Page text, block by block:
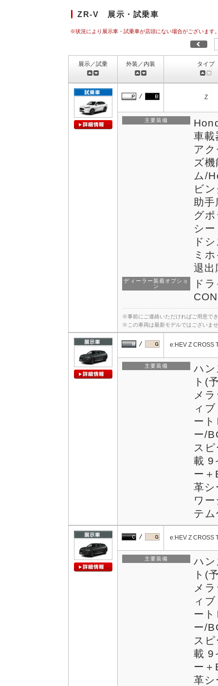
ZR-V 展示・試乗車
※状況により展示車・試乗車が店頭にない場合がございます
展示／試乗 外装／内装 タイプ
Z
主要装備
車
ア
ズ
ム/
ビ
助
グ
シ
ド
ミ
退出
ディーラー装着オプショ
ン
ド
※事前にご連絡いただければご用意で
※この車両は最新モデルではございま
e:HEV Z CROSS
主要装備
ハ
ト(
メ
ィ
ー
ー/
ス
載 9
ー
革
ワ
テ
e:HEV Z CROSS
主要装備
ハ
ト(
メ
ィ
ー
ー/
ス
載 9
ー
革